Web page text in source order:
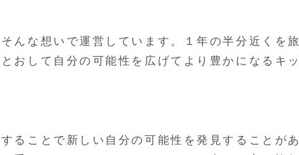
んな想いで運営しています。１年の半分近くを旅
おして自分の可能性を広げてより豊かになるキッ
ることで新しい自分の可能性を発見することがあ